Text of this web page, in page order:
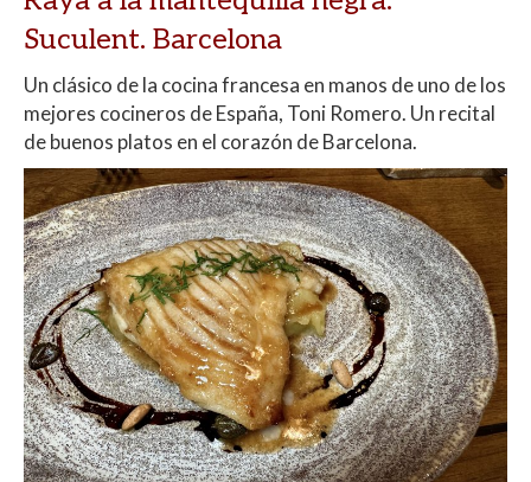
Suculent. Barcelona
Un clásico de la cocina francesa en manos de uno de los
mejores cocineros de España, Toni Romero. Un recital
de buenos platos en el corazón de Barcelona.